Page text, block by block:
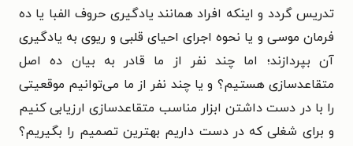
تدریس گردد و اینکه افراد همانند یادگیری حروف الفبا یا ده
فرمان موسی و یا نحوه اجرای احیای قلبی و ریوی به یادگیری
آن بپردازند؛ اما چند نفر از ما قادر به بیان ده اصل
متقاعدسازی هستیم؟ و یا چند نفر از ما می‌توانیم موقعیتی
را با در دست داشتن ابزار مناسب متقاعدسازی ارزیابی کنیم
و برای شغلی که در دست داریم بهترین تصمیم را بگیریم؟